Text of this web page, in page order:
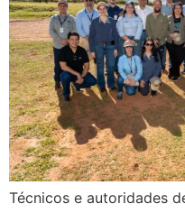
Técnicos e autoridades